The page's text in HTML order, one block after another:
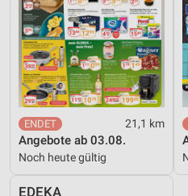
21,1 km
Angebote ab 03.08.
Noch heute gültig
EDEKA